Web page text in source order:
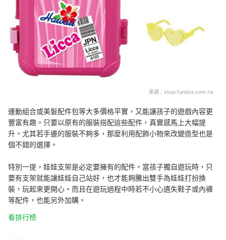
來源： shop.funbox.com.tw
運動組合或美髮配件包等大多價格平實，又能讓孩子的遊戲內容更
豐富有趣。只要以原有的服裝搭配這些配件，真實感馬上大幅提
升。尤其若手邊的服裝不夠多，那麼利用配飾小物來改變造型也是
個不錯的選擇。
特別一提，娃娃支架是必定要擁有的配件。當孩子獨自遊玩時，只
要有支架就能讓娃娃自己站好，也才能夠騰出雙手為娃娃打扮換
裝，玩起來更開心。而且在遊玩過程中時若不小心遺失鞋子或內褲
等配件，也能另外加購。
看排行榜